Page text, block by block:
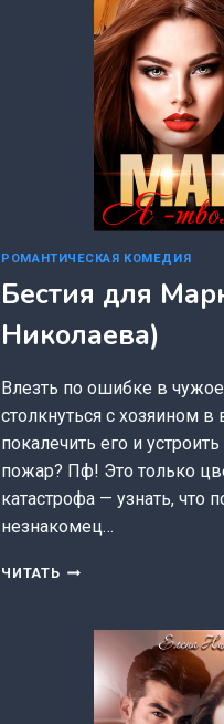
РОМАНТИЧЕСКАЯ КОМЕДИЯ
Бестия для
Николаева)
Влезть по ошибке в
столкнуться с хозяином в
покалечить его и
пожар? Пф! Это только
катастрофа — узнать, что
незнакомец…
ЧИТАТЬ БЕСТИЯ
(ЕЛЕНА
НИКОЛАЕВА)